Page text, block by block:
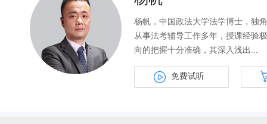
杨帆，中国政法大学法学博士，独
从事法考辅导工作多年，授课经验
向的把握十分准确，其深入浅出...
免费试听